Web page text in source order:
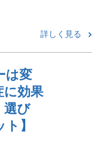
詳しく見る
は変
に効果
選び
】